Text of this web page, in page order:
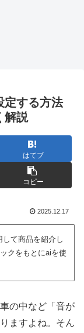
定する方法
解説
はてブ
コピー
2025.12.17
て商品を紹介し
クをもとにaiを使
の中など「音が
ますよね。そん